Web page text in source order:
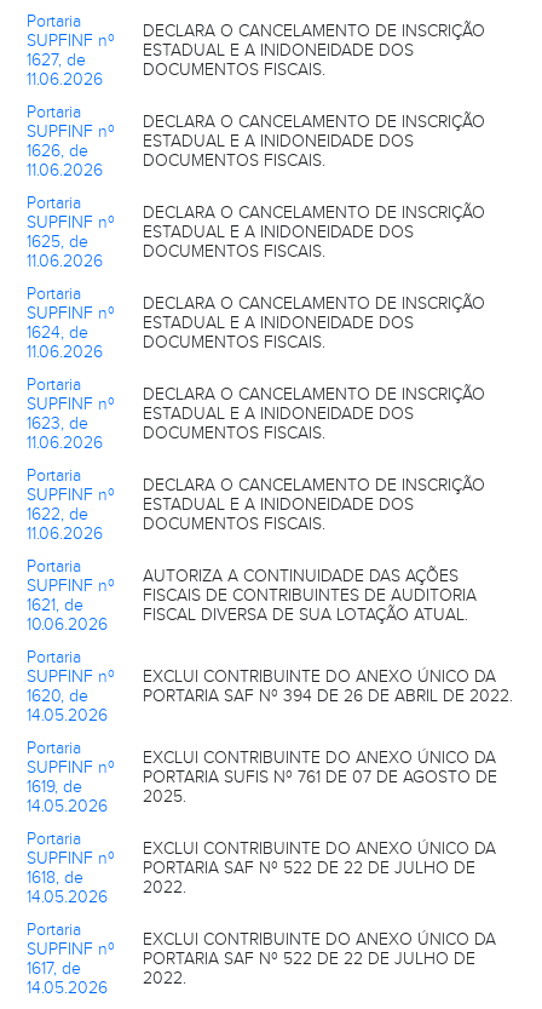
Portaria
SUPFINF nº
1627, de
11.06.2026
DECLARA O CANCELAMENTO DE INSCRIÇÃO
ESTADUAL E A INIDONEIDADE DOS
DOCUMENTOS FISCAIS.
Portaria
SUPFINF nº
1626, de
11.06.2026
DECLARA O CANCELAMENTO DE INSCRIÇÃO
ESTADUAL E A INIDONEIDADE DOS
DOCUMENTOS FISCAIS.
Portaria
SUPFINF nº
1625, de
11.06.2026
DECLARA O CANCELAMENTO DE INSCRIÇÃO
ESTADUAL E A INIDONEIDADE DOS
DOCUMENTOS FISCAIS.
Portaria
SUPFINF nº
1624, de
11.06.2026
DECLARA O CANCELAMENTO DE INSCRIÇÃO
ESTADUAL E A INIDONEIDADE DOS
DOCUMENTOS FISCAIS.
Portaria
SUPFINF nº
1623, de
11.06.2026
DECLARA O CANCELAMENTO DE INSCRIÇÃO
ESTADUAL E A INIDONEIDADE DOS
DOCUMENTOS FISCAIS.
Portaria
SUPFINF nº
1622, de
11.06.2026
DECLARA O CANCELAMENTO DE INSCRIÇÃO
ESTADUAL E A INIDONEIDADE DOS
DOCUMENTOS FISCAIS.
Portaria
SUPFINF nº
1621, de
10.06.2026
AUTORIZA A CONTINUIDADE DAS AÇÕES
FISCAIS DE CONTRIBUINTES DE AUDITORIA
FISCAL DIVERSA DE SUA LOTAÇÃO ATUAL.
Portaria
SUPFINF nº
1620, de
14.05.2026
EXCLUI CONTRIBUINTE DO ANEXO ÚNICO DA
PORTARIA SAF Nº 394 DE 26 DE ABRIL DE 2022.
Portaria
SUPFINF nº
1619, de
14.05.2026
EXCLUI CONTRIBUINTE DO ANEXO ÚNICO DA
PORTARIA SUFIS Nº 761 DE 07 DE AGOSTO DE
2025.
Portaria
SUPFINF nº
1618, de
14.05.2026
EXCLUI CONTRIBUINTE DO ANEXO ÚNICO DA
PORTARIA SAF Nº 522 DE 22 DE JULHO DE
2022.
Portaria
SUPFINF nº
1617, de
14.05.2026
EXCLUI CONTRIBUINTE DO ANEXO ÚNICO DA
PORTARIA SAF Nº 522 DE 22 DE JULHO DE
2022.